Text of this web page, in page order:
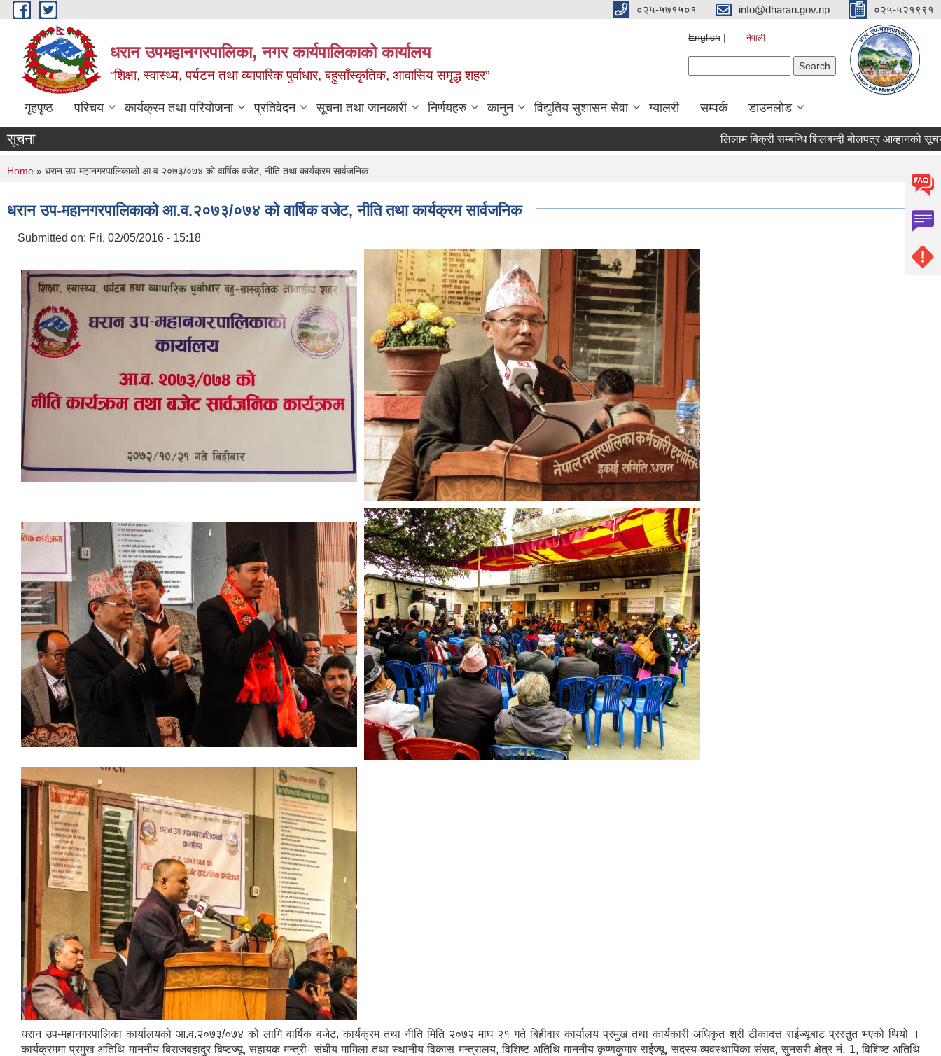
Skip to main content ०२५-५७१५०१ info@dharan.gov.np ०२५-५२१९९१
धरान उपमहानगरपालिका, नगर कार्यपालिकाको कार्यालय
“शिक्षा, स्वास्थ्य, पर्यटन तथा व्यापारिक पुर्वाधार, बहुसाँस्कृतिक, आवासिय समृद्ध शहर”
English नेपाली
गृहपृष्ठ परिचय कार्यक्रम तथा परियोजना प्रतिवेदन सूचना तथा जानकारी निर्णयहरु कानुन विद्युतिय सुशासन सेवा ग्यालरी सम्पर्क डाउनलोड
सूचना लिलाम बिक्री सम्बन्धि शिलबन्दी बोलपत्र आव्हानको सूचना।
You are here
Home » धरान उप-महानगरपालिकाको आ.व.२०७३/०७४ को वार्षिक वजेट, नीति तथा कार्यक्रम सार्वजनिक
धरान उप-महानगरपालिकाको आ.व.२०७३/०७४ को वार्षिक वजेट, नीति तथा कार्यक्रम सार्वजनिक
Submitted on: Fri, 02/05/2016 - 15:18
धरान उप-महानगरपालिका कार्यालयको आ.व.२०७३/०७४ को लागि वार्षिक वजेट, कार्यक्रम तथा नीति मिति २०७२ माघ २१ गते बिहीवार कार्यालय प्रमुख तथा कार्यकारी अधिकृत श्री टीकादत्त राईज्यूबाट प्रस्तुत भएको थियो ।
कार्यक्रममा प्रमुख अतिथि माननीय बिराजबहादुर बिष्टज्यू, सहायक मन्त्री- संघीय मामिला तथा स्थानीय विकास मन्त्रालय, विशिष्ट अतिथि माननीय कृष्णकुमार राईज्यू, सदस्य-व्यवस्थापिका संसद, सुनसरी क्षेत्र नं. 1, विशिष्ट अतिथि